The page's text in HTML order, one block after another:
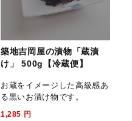
築地吉岡屋の漬物「蔵漬
け」 500g【冷蔵便】
お蔵をイメージした高級感あ
る黒いお漬け物です。
1,285 円